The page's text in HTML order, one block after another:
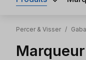
Percer & Visser /